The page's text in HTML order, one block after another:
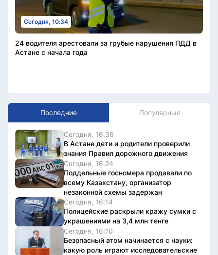
Сегодня, 10:34
24 водителя арестовали за грубые нарушения ПДД в
Астане с начала года
Последние Популярные
Сегодня, 16:36
В Астане дети и родители проверили
знания Правил дорожного движения
Сегодня, 16:24
Поддельные госномера продавали по
всему Казахстану, организатор
незаконной схемы задержан
Сегодня, 16:14
Полицейские раскрыли кражу сумки с
украшениями на 3,4 млн тенге
Сегодня, 16:10
Безопасный атом начинается с науки:
какую роль играют исследовательские